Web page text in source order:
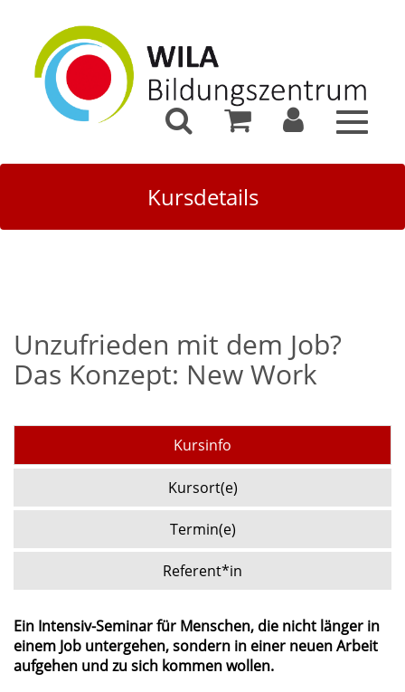
Toggle
Kursdetails
Unzufrieden mit dem Job?
Das Konzept: New Work
Kursinfo
Kursort(e)
Termin(e)
Referent*in
Ein Intensiv-Seminar für Menschen, die nicht länger in
einem Job untergehen, sondern in einer neuen Arbeit
aufgehen und zu sich kommen wollen.